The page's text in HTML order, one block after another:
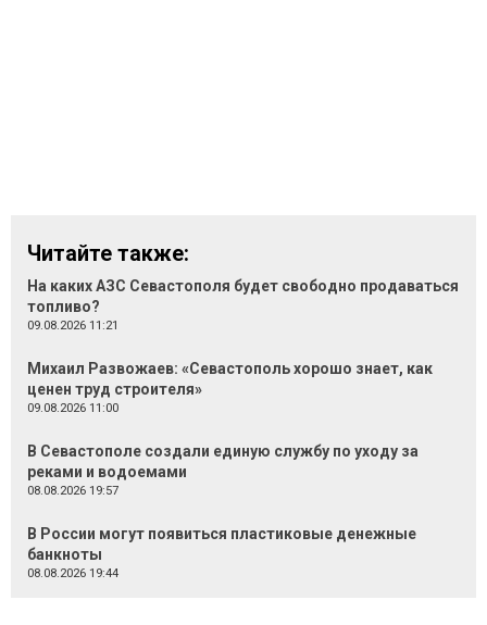
Читайте также:
На каких АЗС Севастополя будет свободно продаваться
топливо?
09.08.2026 11:21
Михаил Развожаев: «Севастополь хорошо знает, как
ценен труд строителя»
09.08.2026 11:00
В Севастополе создали единую службу по уходу за
реками и водоемами
08.08.2026 19:57
В России могут появиться пластиковые денежные
банкноты
08.08.2026 19:44